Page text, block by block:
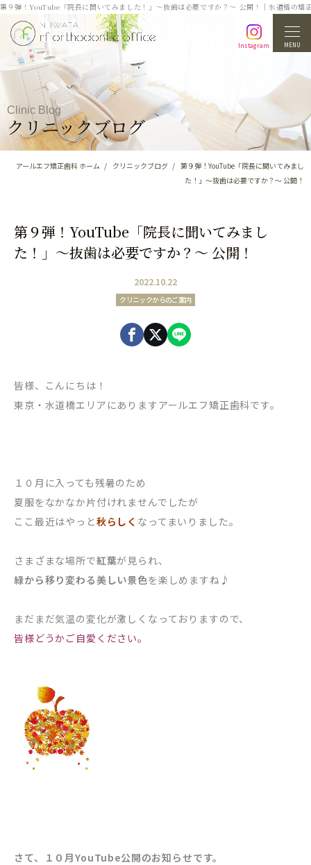
第９弾！YouTube「院長に聞いてみました！」〜抜歯は必要ですか？〜 公開！｜水道橋の矯
Instagram MENU
Clinic Blog
クリニックブログ
アールエフ矯正歯科 ホーム クリニックブログ
第９弾！YouTube「院長に聞いてみまし
た！」〜抜歯は必要ですか？〜 公開！
第９弾！YouTube「院長に聞いてみまし
た！」〜抜歯は必要ですか？〜 公開！
2022.10.22
クリニックからのご案内
皆様、こんにちは！
東京・水道橋エリアにありますアールエフ矯正歯科です。
１０月に入っても残暑のため
夏服をなかなか片付けれませんでしたが
ここ最近はやっと秋らしく なってまいりました。
さまざまな場所で紅葉が見られ、
緑から移り変わる美しい景色を楽しめますね♪
まだまだ気温の変化が激しくなっておりますので、
皆様どうかご自愛ください。
さて、１０月YouTube公開のお知らせです。